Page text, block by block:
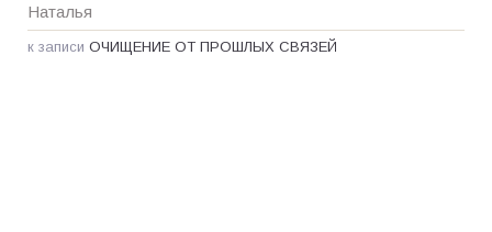
Наталья
к записи ОЧИЩЕНИЕ ОТ ПРОШЛЫХ СВЯЗЕЙ